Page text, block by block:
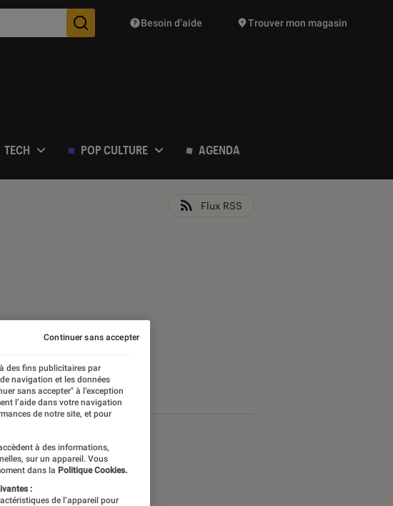
Des suggestions de produits vont vous être proposées
Besoin d’aide Trouver mon magasin
TECH POP CULTURE AGENDA
Flux RSS
des fins publicitaires par
navigation et les données
sans accepter" à l’exception
l’aide dans votre navigation
de notre site, et pour
à des informations,
sur un appareil. Vous
dans la Politique Cookies.
:
de l’appareil pour
Continuer sans accepter